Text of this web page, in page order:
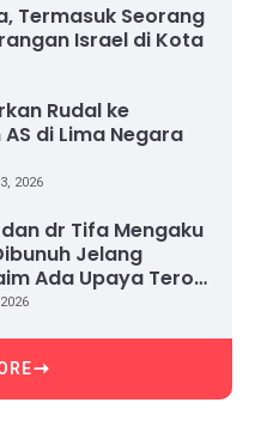
Termasuk Seorang
Israel di Kota
Rudal ke
di Lima Negara
2026
dr Tifa Mengaku
Jelang
Ada Upaya Teror